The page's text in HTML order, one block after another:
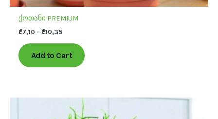
ქოთანი PREMIUM
₾7,10 – ₾10,35
Add to Cart
product